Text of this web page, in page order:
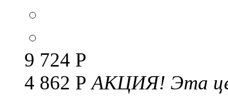
9 724 Р
4 862 РАКЦИЯ! Эта